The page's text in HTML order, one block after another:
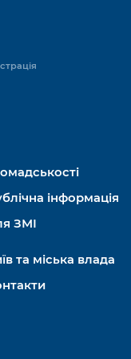
інформація
ЗМІ
та міська влада